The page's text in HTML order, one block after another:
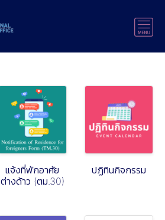
แจ้งที่พักอาศัย
ต่างด้าว (ตม.30)
ปฏิทินกิจกรรม